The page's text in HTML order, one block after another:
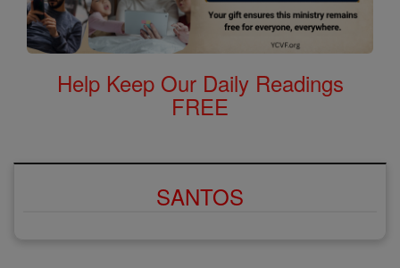
Help Keep Our Daily Readings
FREE
SANTOS